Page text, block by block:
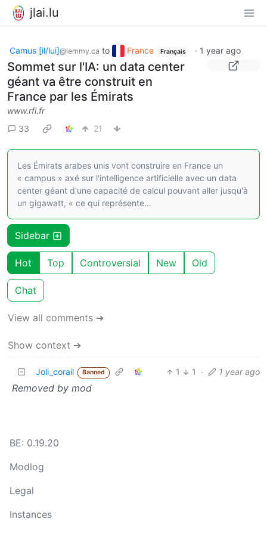
jlai.lu
Camus [il/lui]@lemmy.ca to France Français · 1 year ago
Sommet sur l'IA: un data center
géant va être construit en
France par les Émirats
www.rfi.fr
33
21
Les Émirats arabes unis vont construire en France un
« campus » axé sur l'intelligence artificielle avec un data
center géant d'une capacité de calcul pouvant aller jusqu'à
un gigawatt, « ce qui représente…
Sidebar
Hot Top Controversial New Old
Chat
View all comments ➔
Show context ➔
Joli_corail Banned 1 1 · 1 year ago
Removed by mod
BE: 0.19.20
Modlog
Legal
Instances